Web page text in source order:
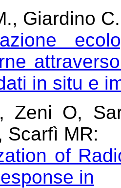
Giardino
in situ e
Zeni O,
Scarfì MR:
of
in